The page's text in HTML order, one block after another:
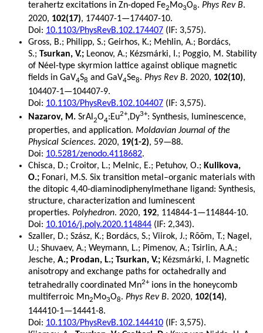
terahertz excitations in Zn-doped Fe2 Mo3O8. Phys Rev B.
2020, 102(17), 174407-1—174407-10.
Doi: 10.1103/PhysRevB.102.174407 (IF: 3,575).
Gross, B.; Philipp, S.; Geirhos, K.; Mehlin, A.; Bordács,
S.; Tsurkan, V.; Leonov, A.; Kézsmárki, I.; Poggio, M. Stability
of Néel-type skyrmion lattice against oblique magnetic
fields in GaV4S8 and GaV4Se8. Phys Rev B. 2020, 102(10),
104407-1—104407-9.
Doi: 10.1103/PhysRevB.102.104407 (IF: 3,575).
Nazarov, M. SrAl 2O4:Eu2+,Dy3+: Synthesis, luminescence,
properties, and application. Moldavian Journal of the
Physical Sciences. 2020, 19(1-2), 59—88.
Doi: 10.5281/zenodo.4118682.
Chisca, D.; Croitor, L.; Melnic, E.; Petuhov, O.; Kulikova,
O.; Fonari, M.S. Six transition metal–organic materials with
the ditopic 4,40-diaminodiphenylmethane ligand: Synthesis,
structure, characterization and luminescent
properties. Polyhedron. 2020, 192, 114844-1—114844-10.
Doi: 10.1016/j.poly.2020.114844 (IF: 2,343).
Szaller, D.; Szász, K.; Bordács, S.; Viirok, J.; Rõõm, T.; Nagel,
U.; Shuvaev, A.; Weymann, L.; Pimenov, A.; Tsirlin, A.A.;
Jesche, A.; Prodan, L.; Tsurkan, V.; Kézsmárki, I. Magnetic
anisotropy and exchange paths for octahedrally and
tetrahedrally coordinated Mn2+ions in the honeycomb
multiferroic Mn2Mo3O8. Phys Rev B. 2020, 102(14),
144410-1—14441-8.
Doi: 10.1103/PhysRevB.102.144410 (IF: 3,575).